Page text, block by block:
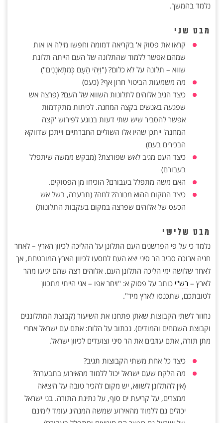
נלמד בהמשך.
מבט שני
קראו את פסוק א' בקריאה דמומה וחפשו מילה או אות
שמהם אפשר ללמוד שהתלונה של העם הייתה תלונת
שווא – תלונה על לא כלום? ("וַיְהִי הָעָם כְּמִתְאֹנְנִים")
מה משמעות הביטוי' חרון אף? (כעס)
כיצד הגיב אלוהים לתלונות השווא של העם? (פרצה אש
שפגעה באנשים בקצה המחנה. לכיתות מתקדמות
אפשר להסביר שיש שתי דעות בנוגע לפירוש 'קצה
המחנה' ייתכן שהיו אלו השוליים החברתיים וייתכן שדווקא
הבכירים בעם)
כיצד העם מגיב לאש שפורצת? (מבקש ממשה שיתפלל
בעבורם)
האם משה מתפלל בעבורם? הוכיחו מן הפסוקים.
כיצד המקום ההוא מכונה? למה? (תבערה, בשל אש
הכעס של אלוהים שפרצה במקום בעקבות התלונות)
מבט שלישי
נלמד כי על פי הפרשנים העם התלונן על ההליכה לכיוון הארץ – לאחר
חניה ארוכה סביב הר סיני יצא העם למסעו לכיוון הארץ המובטחת, אך
לאחר שלושה ימי הליכה התלונן העם. אלוהים רצה שהם יגיעו מהר
לארץ – רש"י כותב על פסוק א: "ויחר אפו – אני הייתי מתכוון
לטובתכם, שתכנסו לארץ מיד".
נחזור לשתי הקבוצות שאתן פתחנו את השיעור (קבוצת המתלוננים
וקבוצת השמחים והמודים). נכתוב על הלוח: אתם עם ישראל אחרי
מתן תורה, אתם עוזבים את הר סיני וצועדים לכיוון ישראל.
כיצד כל אחת משתי הקבוצות תגיב?
מה הלקח שעם ישראל יכול ללמוד מהאירוע בתבערה?
(אין להתלונן לשווא, יש מקום להכיר טובה על היציאה
ממצרים, על קריעת ים סוף, על נתינת התורה. בני ישראל
יכולים גם ללמוד מהאירוע שמשה המנהיג עומד לימינם